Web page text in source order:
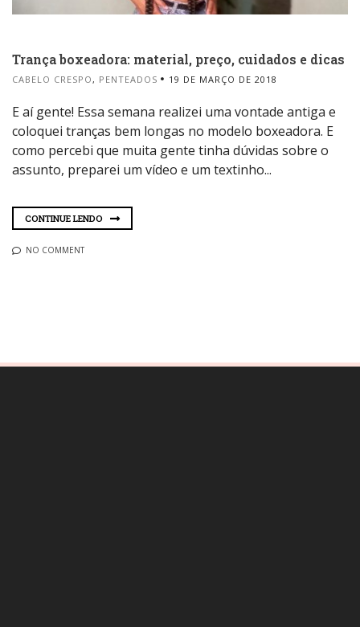
Trança boxeadora: material, preço, cuidados e dicas
CABELO CRESPO , PENTEADOS 19 DE MARÇO DE 2018
E aí gente! Essa semana realizei uma vontade antiga e
coloquei tranças bem longas no modelo boxeadora. E
como percebi que muita gente tinha dúvidas sobre o
assunto, preparei um vídeo e um textinho...
CONTINUE LENDO
NO COMMENT